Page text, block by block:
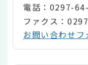
電話：0297-
ファクス：
お問い合わせフ